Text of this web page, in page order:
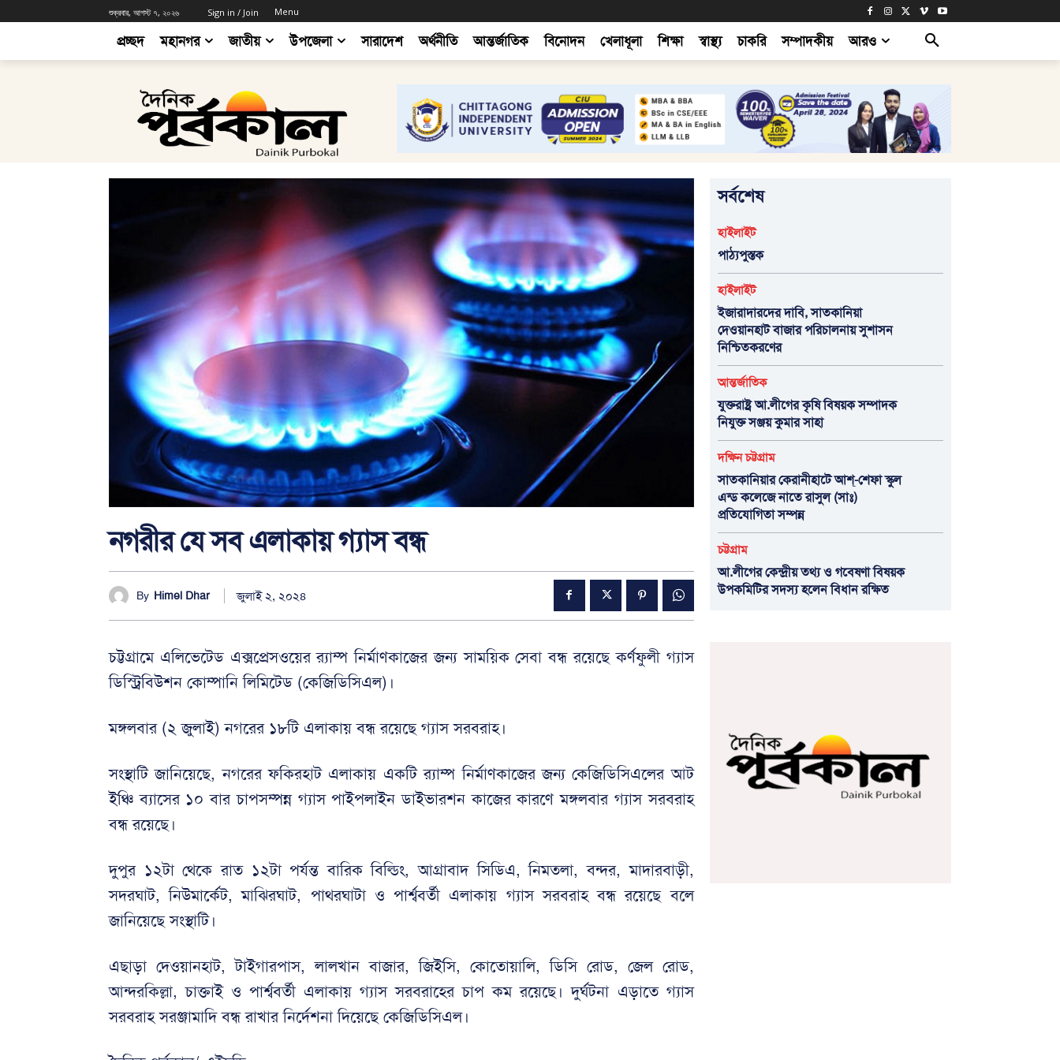
শুক্রবার, আগস্ট ৭, ২০২৬ Sign in / Join Menu
প্রচ্ছদ মহানগর জাতীয় উপজেলা সারাদেশ অর্থনীতি আন্তর্জাতিক বিনোদন খেলাধূলা শিক্ষা স্বাস্থ্য চাকরি সম্পাদকীয় আরও
নগরীর যে সব এলাকায় গ্যাস বন্ধ
By Himel Dhar জুলাই ২, ২০২৪
চট্টগ্রামে এলিভেটেড এক্সপ্রেসওয়ের র‍্যাম্প নির্মাণকাজের জন্য সাময়িক সেবা বন্ধ রয়েছে কর্ণফুলী গ্যাস
ডিস্ট্রিবিউশন কোম্পানি লিমিটেড (কেজিডিসিএল)।
মঙ্গলবার (২ জুলাই) নগরের ১৮টি এলাকায় বন্ধ রয়েছে গ্যাস সরবরাহ।
সংস্থাটি জানিয়েছে, নগরের ফকিরহাট এলাকায় একটি র‍্যাম্প নির্মাণকাজের জন্য কেজিডিসিএলের আট
ইঞ্চি ব্যাসের ১০ বার চাপসম্পন্ন গ্যাস পাইপলাইন ডাইভারশন কাজের কারণে মঙ্গলবার গ্যাস সরবরাহ
বন্ধ রয়েছে।
দুপুর ১২টা থেকে রাত ১২টা পর্যন্ত বারিক বিল্ডিং, আগ্রাবাদ সিডিএ, নিমতলা, বন্দর, মাদারবাড়ী,
সদরঘাট, নিউমার্কেট, মাঝিরঘাট, পাথরঘাটা ও পার্শ্ববর্তী এলাকায় গ্যাস সরবরাহ বন্ধ রয়েছে বলে
জানিয়েছে সংস্থাটি।
এছাড়া দেওয়ানহাট, টাইগারপাস, লালখান বাজার, জিইসি, কোতোয়ালি, ডিসি রোড, জেল রোড,
আন্দরকিল্লা, চাক্তাই ও পার্শ্ববর্তী এলাকায় গ্যাস সরবরাহের চাপ কম রয়েছে। দুর্ঘটনা এড়াতে গ্যাস
সরবরাহ সরঞ্জামাদি বন্ধ রাখার নির্দেশনা দিয়েছে কেজিডিসিএল।
সর্বশেষ
হাইলাইট
পাঠ্যপুস্তক
হাইলাইট
ইজারাদারদের দাবি, সাতকানিয়া
দেওয়ানহাট বাজার পরিচালনায় সুশাসন
নিশ্চিতকরণের
আন্তর্জাতিক
যুক্তরাষ্ট্র আ.লীগের কৃষি বিষয়ক সম্পাদক
নিযুক্ত সঞ্জয় কুমার সাহা
দক্ষিন চট্টগ্রাম
সাতকানিয়ার কেরানীহাটে আশ্-শেফা স্কুল
এন্ড কলেজে নাতে রাসুল (সাঃ)
প্রতিযোগিতা সম্পন্ন
চট্টগ্রাম
আ.লীগের কেন্দ্রীয় তথ্য ও গবেষণা বিষয়ক
উপকমিটির সদস্য হলেন বিধান রক্ষিত